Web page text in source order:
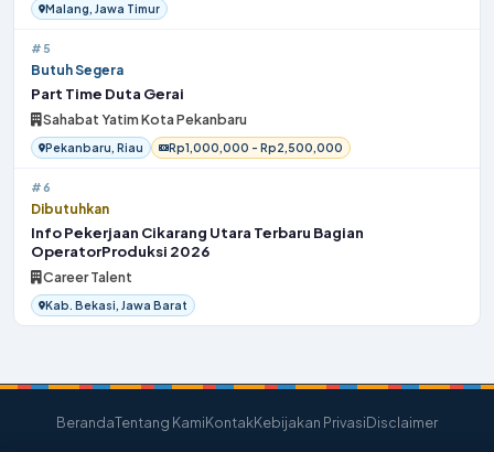
Malang, Jawa Timur
#5
Butuh Segera
Part Time Duta Gerai
Sahabat Yatim Kota Pekanbaru
Pekanbaru, Riau Rp1,000,000 - Rp2,500,000
#6
Dibutuhkan
Info Pekerjaan Cikarang Utara Terbaru Bagian
OperatorProduksi 2026
Career Talent
Kab. Bekasi, Jawa Barat
BerandaTentang KamiKontakKebijakan PrivasiDisclaimer